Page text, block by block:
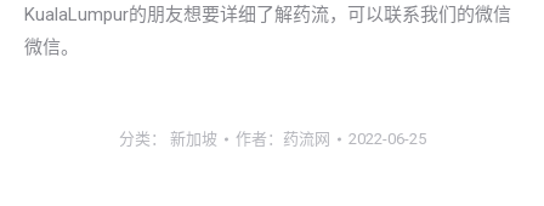
KualaLumpur的朋友想要详细了解药流，可以联系我们的微信
微信。
分类： 新加坡 作者： 药流网 2022-06-25